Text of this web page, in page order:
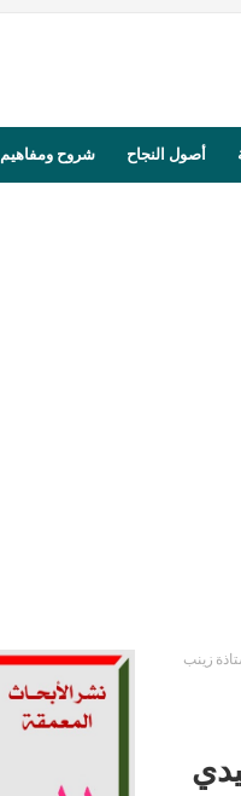
أصول النجاح شروح ومفاهيم
زينب